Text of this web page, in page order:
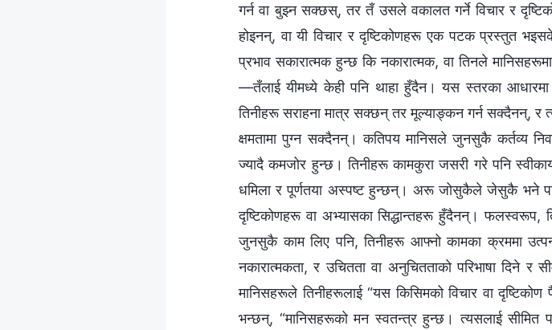
गर्न वा बुझ्न सक्छस्, तर तँ उसले वकालत गर्ने विचार र
होइनन्, वा यी विचार र दृष्टिकोणहरू एक पटक प्रस्तुत
प्रभाव सकारात्मक हुन्छ कि नकारात्मक, वा तिनले
—तँलाई यीमध्ये केही पनि थाहा हुँदैन। यस स्तरका आधारमा
तिनीहरू सराहना मात्र सक्छन् तर मूल्याङ्कन गर्न सक्दैनन्, र
क्षमतामा पुग्न सक्दैनन्। कतिपय मानिसले जुनसुकै कर्तव्य
ज्यादै कमजोर हुन्छ। तिनीहरू कामकुरा जसरी गरे पनि
धमिला र पूर्णतया अस्पष्ट हुन्छन्। अरू जोसुकैले जेसुकै भने
दृष्टिकोणहरू वा अभ्यासका सिद्धान्तहरू हुँदैनन्। फलस्वरूप,
जुनसुकै काम लिए पनि, तिनीहरू आफ्नो कामका क्रममा
नकारात्मकता, र उचितता वा अनुचितताको परिभाषा दिने र
मानिसहरूले तिनीहरूलाई “यस किसिमको विचार वा
भन्छन्, “मानिसहरूको मन स्वतन्त्र हुन्छ। त्यसलाई सीमित